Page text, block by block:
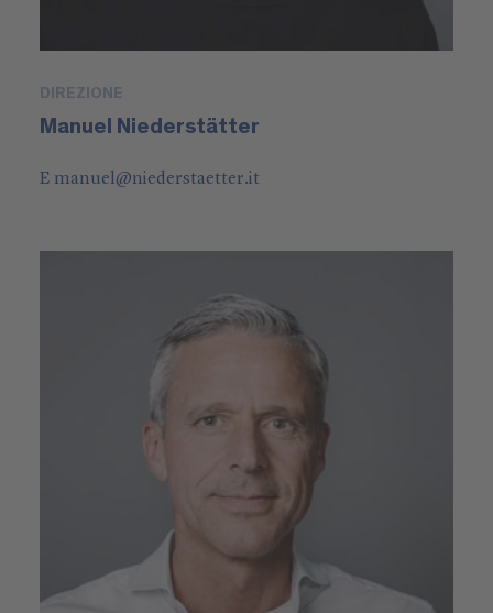
DIREZIONE
Manuel Niederstätter
E manuel@niederstaetter.it